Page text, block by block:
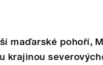
maďarské pohoří,
krajinou